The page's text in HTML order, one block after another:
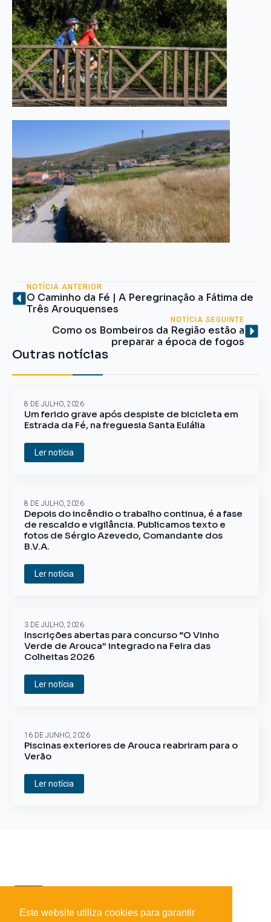
NOTÍCIA ANTERIOR
O Caminho da Fé | A Peregrinação a Fátima de
Três Arouquenses
NOTÍCIA SEGUINTE
Como os Bombeiros da Região estão a
preparar a época de fogos
Outras notícias
Um ferido grave após despiste de bicicleta em
Estrada da Fé, na freguesia Santa Eulália
8 DE JULHO, 2026
Ler notícia
Depois do incêndio o trabalho continua, é a fase
de rescaldo e vigilância. Publicamos texto e
fotos de Sérgio Azevedo, Comandante dos
B.V.A.
8 DE JULHO, 2026
Ler notícia
Inscrições abertas para concurso “O Vinho
Verde de Arouca” integrado na Feira das
Colheitas 2026
3 DE JULHO, 2026
Ler notícia
Piscinas exteriores de Arouca reabriram para o
Verão
16 DE JUNHO, 2026
Ler notícia
Este website utiliza cookies para garantir